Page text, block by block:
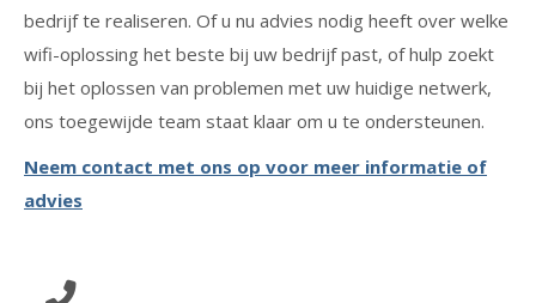
bedrijf te realiseren. Of u nu advies nodig heeft over welke
wifi-oplossing het beste bij uw bedrijf past, of hulp zoekt
bij het oplossen van problemen met uw huidige netwerk,
ons toegewijde team staat klaar om u te ondersteunen.
Neem contact met ons op voor meer informatie of
advies